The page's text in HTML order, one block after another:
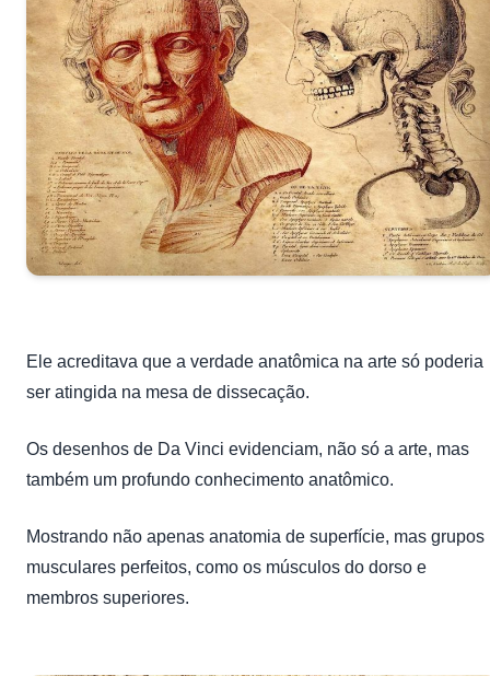
Ele acreditava que a verdade anatômica na arte só poderia
ser atingida na mesa de dissecação.
Os desenhos de Da Vinci evidenciam, não só a arte, mas
também um profundo conhecimento anatômico.
Mostrando não apenas anatomia de superfície, mas grupos
musculares perfeitos, como os músculos do dorso e
membros superiores.